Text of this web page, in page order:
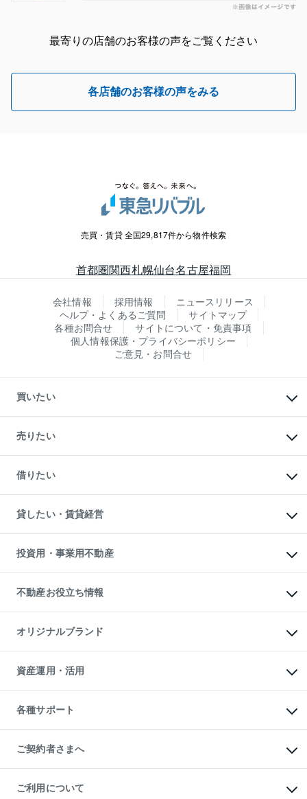
最寄りの店舗のお客様の声をご覧ください
各店舗のお客様の声をみる
売買・賃貸 全国29,817件から物件検索
首都圏関西札幌仙台名古屋福岡
会社情報 採用情報
ニュースリリース
ヘルプ・よくあるご質問
サイトマップ
各種お問合せ
サイトについて・免責事項
個人情報保護・プライバシーポリシー
ご意見・お問合せ
買いたい
新築・分譲マンションの購入
中古マンションの購入
一戸建ての購入
中古一戸建ての購入
不動産購入の流れ
注目キーワード物件特集
購入ガイド
English 繁体中文簡体中文
売りたい
一戸建ての売却・査定
土地の売却・査定
スピードAI査定
不動産査定について
不動産売却の流れ
不動産買換えの流れ
売却ガイド
借りたい
オフィス・店舗の賃貸
借りるときの流れ
借りるガイド
貸したい・賃貸経営
マンション賃料データ
賃貸管理プラン
リロケーションについて
貸すガイド
投資用・事業用不動産
事業用不動産
マンション投資
投資用マンション
アパート経営
収益物件
ビル購入（ビル一棟）
投資用不動産の売却査定
事業用不動産の売却査定
不動産お役立ち情報
マンションライブラリー
人気マンションランキング
暮らしに役立つ不動産メディア
不動産相場・不動産価格情報
不動産コラム・ニュース
不動産用語集
不動産なんでもネット相談室
住まいの税金
オリジナルブランド
一棟リノベーションマンション
L`GENTE（ルジェンテ）
区分リノベーションマンション
投資用一棟レジデンスWELL
不動産小口投資
LEGACIA（レガシア）
資産運用・活用
不動産M&A
アセットマネジメント・出資
各種サポート
相続サポート
リフォームサポート
ご契約者さまへ
ご紹介・再契約特典
入居者様専用-各種ご案内（賃貸）
ご利用について